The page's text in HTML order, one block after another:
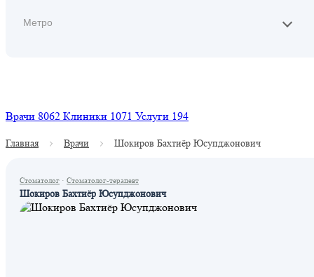
Врачи 8062 Клиники 1071 Услуги 194
Главная Врачи Шокиров Бахтиёр Юсупджонович
Стоматолог · Стоматолог-терапевт
Шокиров Бахтиёр Юсупджонович